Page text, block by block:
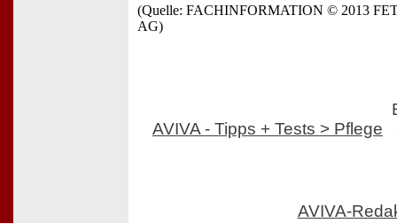
(Quelle: FACHINFORMATION © 2013
AG)
AVIVA - Tipps + Tests > Pflege
AVIVA-